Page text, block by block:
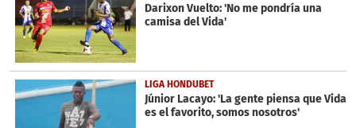
Darixon Vuelto: 'No me pondría una
camisa del Vida'
LIGA HONDUBET
Júnior Lacayo: 'La gente piensa que Vida
es el favorito, somos nosotros'